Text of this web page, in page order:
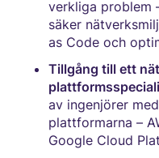
verkliga problem
säker
as Code och
Tillgång till ett
av ingenjörer
plattformarna –
Google Cloud